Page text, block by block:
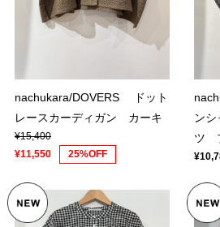
nachukara/DOVERS ドット
レースカーディガン カーキ
¥15,400
¥11,550
25%OFF
ン
ツ